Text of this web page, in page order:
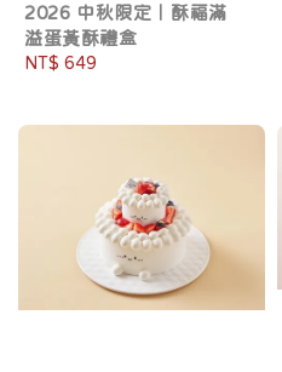
2026 中秋限定｜酥福滿
溢蛋黃酥禮盒
Regular
NT$ 649